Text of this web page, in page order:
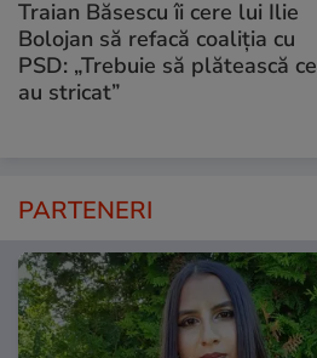
Traian Băsescu îi cere lui Ilie
Bolojan să refacă coaliția cu
PSD: „Trebuie să plătească ce
au stricat”
PARTENERI